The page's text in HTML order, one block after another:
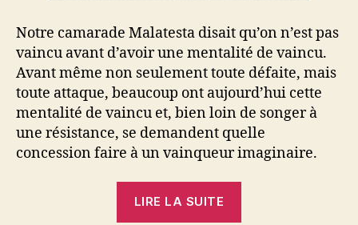
Notre camarade Malatesta disait qu’on n’est pas
vaincu avant d’avoir une mentalité de vaincu.
Avant même non seulement toute défaite, mais
toute attaque, beaucoup ont aujourd’hui cette
mentalité de vaincu et, bien loin de songer à
une résistance, se demandent quelle
concession faire à un vainqueur imaginaire.
LIRE LA SUITE